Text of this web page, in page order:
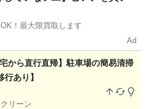
！最大限買取します
Ad
宅から直行直帰】駐車場の簡易清掃
行あり】
リーン